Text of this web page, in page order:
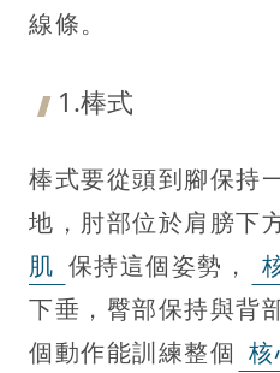
線條。
1.棒式
棒式要從頭到腳保持
地，肘部位於肩膀下
肌 保持這個姿勢，
下垂，臀部保持與背
個動作能訓練整個